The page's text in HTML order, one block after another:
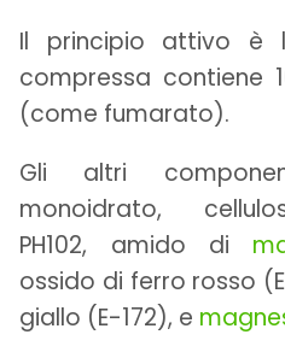
Il principio attivo è
compressa contiene
(come fumarato).
Gli altri
monoidrato,
PH102, amido di
ossido di ferro rosso
giallo (E-172), e